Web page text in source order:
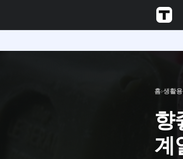
홈›생활
향
계